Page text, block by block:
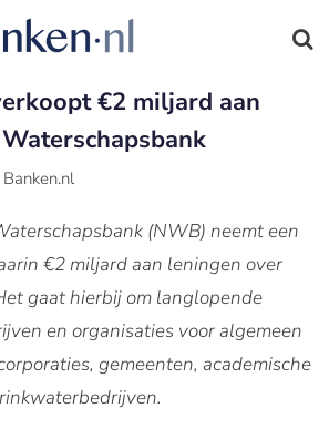
€2 miljard aan
Banken.nl
(NWB) neemt een
€2 miljard aan leningen over
gaat hierbij om langlopende
en organisaties voor algemeen
gemeenten, academische